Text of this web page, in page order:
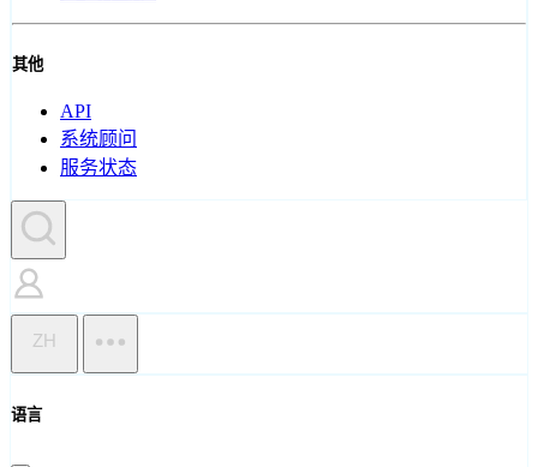
其他
API
系统顾问
服务状态
ZH
语言